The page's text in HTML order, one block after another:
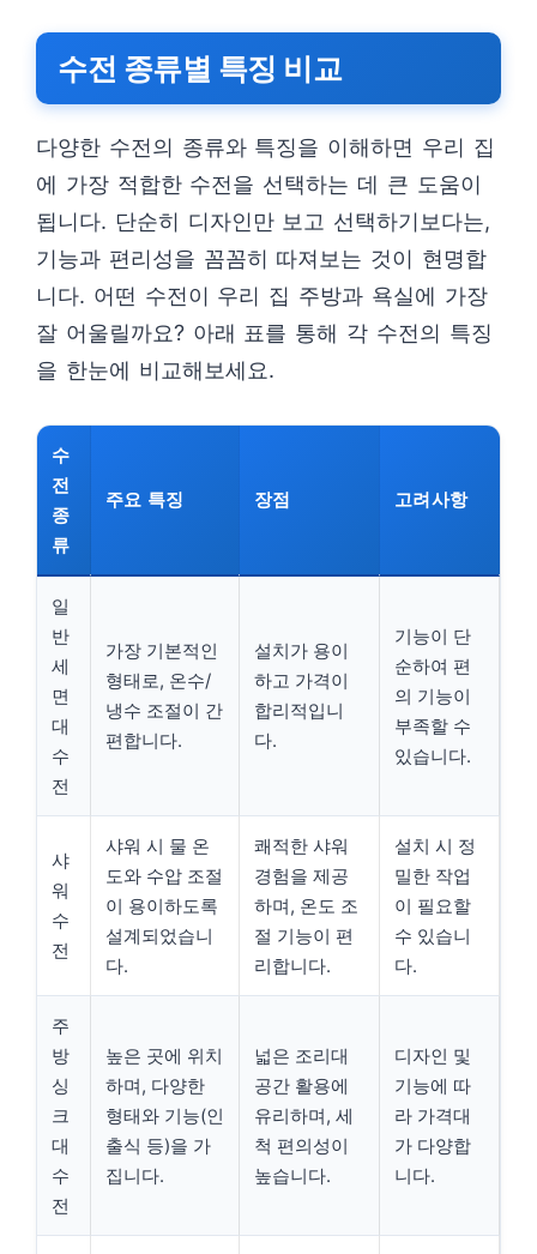
수전 종류별 특징 비교
다양한 수전의 종류와 특징을 이해하면 우리 집
에 가장 적합한 수전을 선택하는 데 큰 도움이
됩니다. 단순히 디자인만 보고 선택하기보다는,
기능과 편리성을 꼼꼼히 따져보는 것이 현명합
니다. 어떤 수전이 우리 집 주방과 욕실에 가장
잘 어울릴까요? 아래 표를 통해 각 수전의 특징
을 한눈에 비교해보세요.
수
전
종
류
주요 특징 장점 고려사항
일
반
세
면
대
수
전
가장 기본적인
형태로, 온수/
냉수 조절이 간
편합니다.
설치가 용이
하고 가격이
합리적입니
다.
기능이 단
순하여 편
의 기능이
부족할 수
있습니다.
샤
워
수
전
샤워 시 물 온
도와 수압 조절
이 용이하도록
설계되었습니
다.
쾌적한 샤워
경험을 제공
하며, 온도 조
절 기능이 편
리합니다.
설치 시 정
밀한 작업
이 필요할
수 있습니
다.
주
방
싱
크
대
수
전
높은 곳에 위치
하며, 다양한
형태와 기능(인
출식 등)을 가
집니다.
넓은 조리대
공간 활용에
유리하며, 세
척 편의성이
높습니다.
디자인 및
기능에 따
라 가격대
가 다양합
니다.